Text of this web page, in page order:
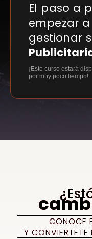
El paso a
empezar
gestionar
¡Este curso estará
por muy poco tiempo!
CONOCE
Y CONVIERTETE